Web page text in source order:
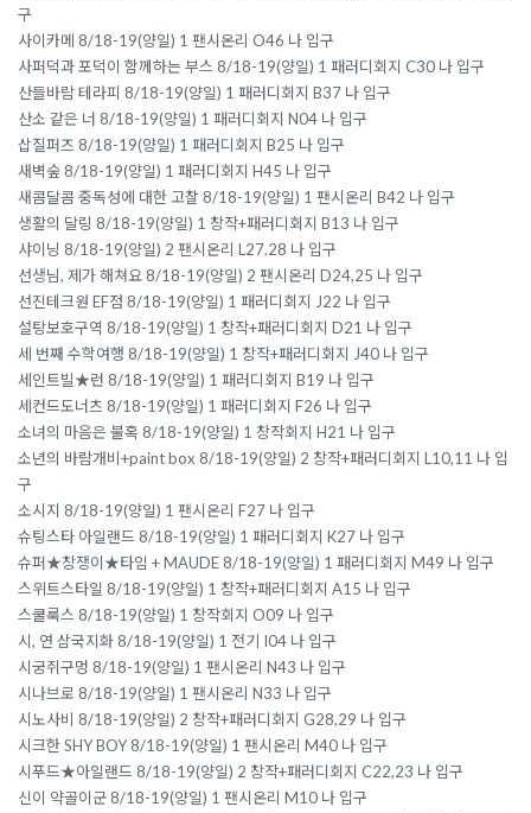
구
사이카메 8/18-19(양일) 1 팬시온리 O46 나 입구
사퍼덕과 포덕이 함께하는 부스 8/18-19(양일) 1 패러디회지 C30 나 입구
산들바람 테라피 8/18-19(양일) 1 패러디회지 B37 나 입구
산소 같은 너 8/18-19(양일) 1 패러디회지 N04 나 입구
삽질퍼즈 8/18-19(양일) 1 패러디회지 B25 나 입구
새벽숲 8/18-19(양일) 1 패러디회지 H45 나 입구
새콤달콤 중독성에 대한 고찰 8/18-19(양일) 1 팬시온리 B42 나 입구
생활의 달링 8/18-19(양일) 1 창작+패러디회지 B13 나 입구
샤이닝 8/18-19(양일) 2 팬시온리 L27.28 나 입구
선생님, 제가 해쳐요 8/18-19(양일) 2 팬시온리 D24,25 나 입구
선진테크원 EF점 8/18-19(양일) 1 패러디회지 J22 나 입구
설탕보호구역 8/18-19(양일) 1 창작+패러디회지 D21 나 입구
세 번째 수학여행 8/18-19(양일) 1 창작+패러디회지 J40 나 입구
세인트빌★런 8/18-19(양일) 1 패러디회지 B19 나 입구
세컨드도너츠 8/18-19(양일) 1 패러디회지 F26 나 입구
소녀의 마음은 불혹 8/18-19(양일) 1 창작회지 H21 나 입구
소년의 바람개비+paint box 8/18-19(양일) 2 창작+패러디회지 L10,11 나 입
구
소시지 8/18-19(양일) 1 팬시온리 F27 나 입구
슈팅스타 아일랜드 8/18-19(양일) 1 패러디회지 K27 나 입구
슈퍼★창쟁이★타임 + MAUDE 8/18-19(양일) 1 패러디회지 M49 나 입구
스위트스타일 8/18-19(양일) 1 창작+패러디회지 A15 나 입구
스쿨룩스 8/18-19(양일) 1 창작회지 O09 나 입구
시, 연 삼국지화 8/18-19(양일) 1 전기 I04 나 입구
시궁쥐구멍 8/18-19(양일) 1 팬시온리 N43 나 입구
시나브로 8/18-19(양일) 1 팬시온리 N33 나 입구
시노사비 8/18-19(양일) 2 창작+패러디회지 G28,29 나 입구
시크한 SHY BOY 8/18-19(양일) 1 팬시온리 M40 나 입구
시푸드★아일랜드 8/18-19(양일) 2 창작+패러디회지 C22,23 나 입구
신이 약골이군 8/18-19(양일) 1 팬시온리 M10 나 입구